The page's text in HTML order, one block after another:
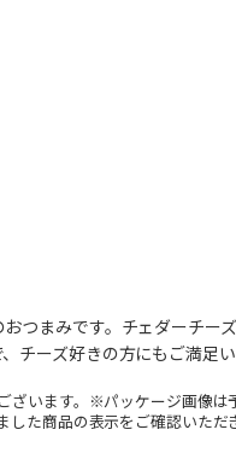
つまみです。チェダーチ
チーズ好きの方にもご満足い
います。※パッケージ画像
た商品の表示をご確認いただ